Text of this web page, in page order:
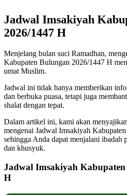
Jadwal Imsakiyah
2026/1447 H
Menjelang bulan suci Ramadhan,
Kabupaten Bulungan 2026/1447 H
umat Muslim.
Jadwal ini tidak hanya memberikan
dan berbuka puasa, tetapi juga
shalat dengan tepat.
Dalam artikel ini, kami akan
mengenai Jadwal Imsakiyah
sehingga Anda dapat menjalani ibadah
dan khusyuk.
Jadwal Imsakiyah
H